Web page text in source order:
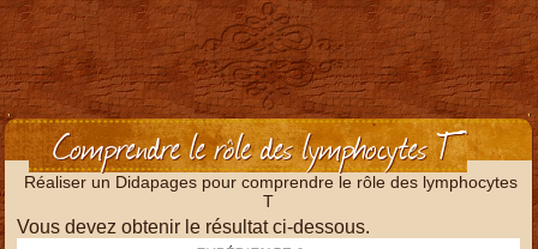
Comprendre le rôle des lymphocytes T
Réaliser un Didapages pour comprendre le rôle des lymphocytes
T
Vous devez obtenir le résultat ci-dessous.